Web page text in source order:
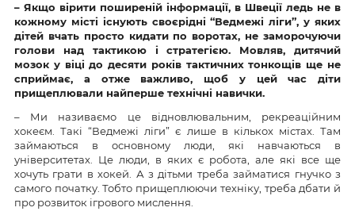
– Якщо вірити поширеній інформації, в Швеції ледь не в
кожному місті існують своєрідні “Ведмежі ліги”, у яких
дітей вчать просто кидати по воротах, не заморочуючи
голови над тактикою і стратегією. Мовляв, дитячий
мозок у віці до десяти років тактичних тонкощів ще не
сприймає, а отже важливо, щоб у цей час діти
прищеплювали найперше технічні навички.
– Ми називаємо це відновлювальним, рекреаційним
хокеєм. Такі “Ведмежі ліги” є лише в кількох містах. Там
займаються в основному люди, які навчаються в
університетах. Це люди, в яких є робота, але які все ще
хочуть грати в хокей. А з дітьми треба займатися гнучко з
самого початку. Тобто прищеплюючи техніку, треба дбати й
про розвиток ігрового мислення.